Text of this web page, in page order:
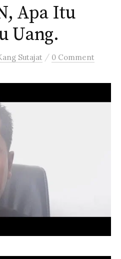
Apa Itu
Uang.
Sutajat / 0 Comment